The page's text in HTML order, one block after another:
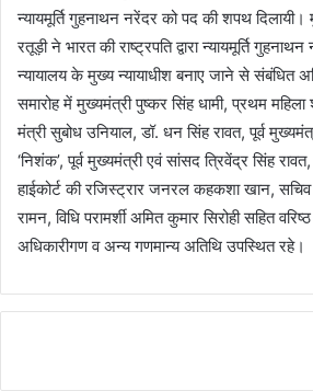
न्यायमूर्ति गुहनाथन नरेंदर को पद की शपथ दिलायी।
रतूड़ी ने भारत की राष्ट्रपति द्वारा न्यायमूर्ति
न्यायालय के मुख्य न्यायाधीश बनाए जाने से संबंधित
समारोह में मुख्यमंत्री पुष्कर सिंह धामी, प्रथम
मंत्री सुबोध उनियाल, डॉ. धन सिंह रावत, पूर्व
‘निशंक’, पूर्व मुख्यमंत्री एवं सांसद त्रिवेंद्र सिंह
हाईकोर्ट की रजिस्ट्रार जनरल कहकशा खान, सचिव
रामन, विधि परामर्शी अमित कुमार सिरोही सहित
अधिकारीगण व अन्य गणमान्य अतिथि उपस्थित रहे।